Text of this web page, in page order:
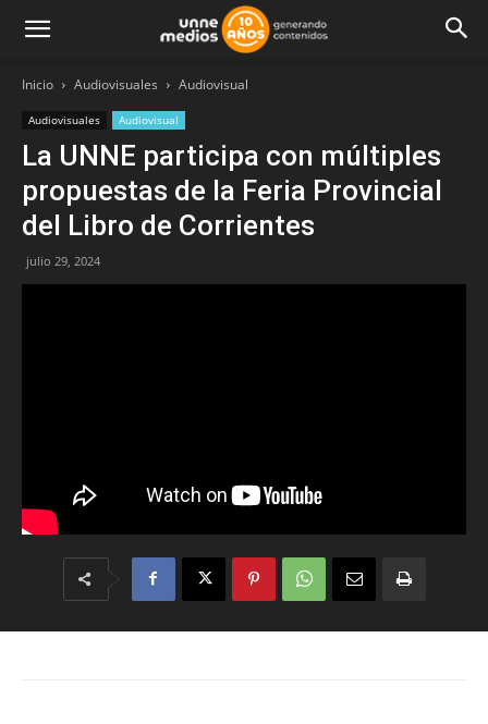
Inicio Audiovisuales Audiovisual
Audiovisuales Audiovisual
La UNNE participa con múltiples
propuestas de la Feria Provincial
del Libro de Corrientes
julio 29, 2024